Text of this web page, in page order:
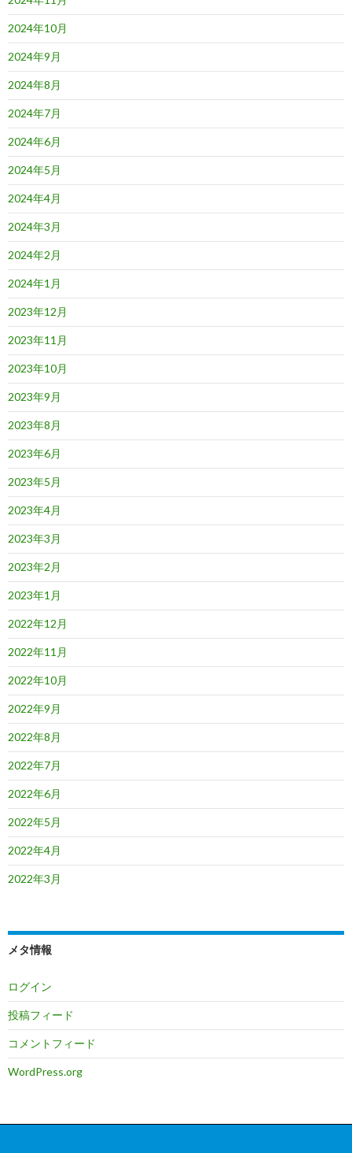
2024年10月
2024年9月
2024年8月
2024年7月
2024年6月
2024年5月
2024年4月
2024年3月
2024年2月
2024年1月
2023年12月
2023年11月
2023年10月
2023年9月
2023年8月
2023年6月
2023年5月
2023年4月
2023年3月
2023年2月
2023年1月
2022年12月
2022年11月
2022年10月
2022年9月
2022年8月
2022年7月
2022年6月
2022年5月
2022年4月
2022年3月
メタ情報
ログイン
投稿フィード
コメントフィード
WordPress.org